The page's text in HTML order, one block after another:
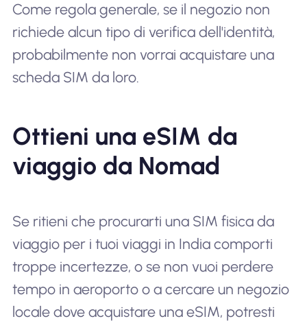
Come regola generale, se il negozio non
richiede alcun tipo di verifica dell'identità,
probabilmente non vorrai acquistare una
scheda SIM da loro.
Ottieni una eSIM da
viaggio da Nomad
Se ritieni che procurarti una SIM fisica da
viaggio per i tuoi viaggi in India comporti
troppe incertezze, o se non vuoi perdere
tempo in aeroporto o a cercare un negozio
locale dove acquistare una eSIM, potresti